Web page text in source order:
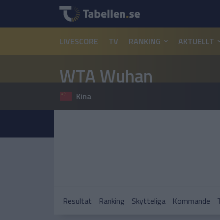
LIVESCORE TV RANKING AKTUELLT
WTA Wuhan
Kina
Resultat Ranking Skytteliga Kommande